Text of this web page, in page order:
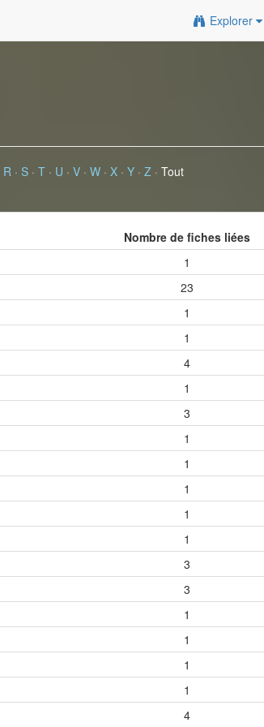
Explorer
R· S· T· U · V· W· X· Y· Z · Tout
Nombre de fiches liées
1
23
1
1
4
1
3
1
1
1
1
1
3
3
1
1
1
1
4